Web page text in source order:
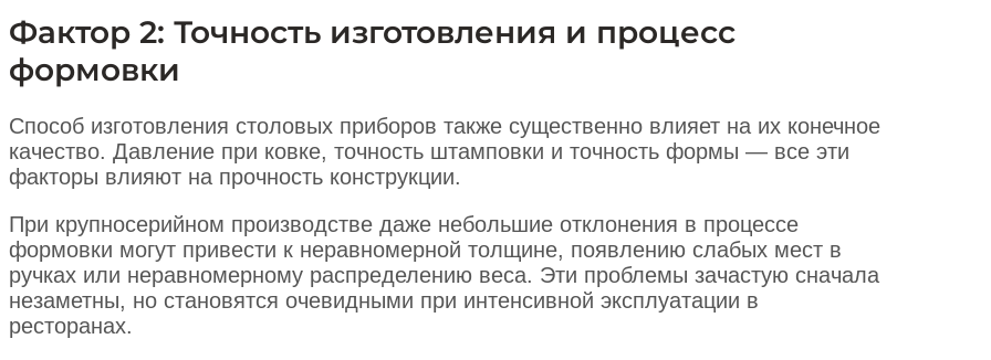
Фактор 2: Точность изготовления и процесс
формовки
Способ изготовления столовых приборов также существенно влияет на их конечное
качество. Давление при ковке, точность штамповки и точность формы — все эти
факторы влияют на прочность конструкции.
При крупносерийном производстве даже небольшие отклонения в процессе
формовки могут привести к неравномерной толщине, появлению слабых мест в
ручках или неравномерному распределению веса. Эти проблемы зачастую сначала
незаметны, но становятся очевидными при интенсивной эксплуатации в
ресторанах.